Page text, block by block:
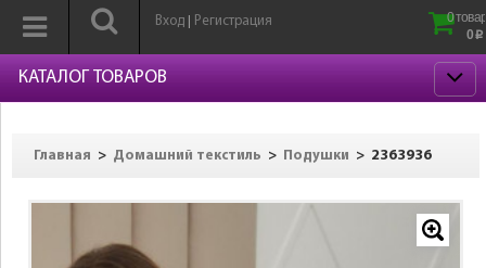
Вход Регистрация
0
0 p
КАТАЛОГ ТОВАРОВ
Главная > Домашний текстиль > Подушки > 2363936